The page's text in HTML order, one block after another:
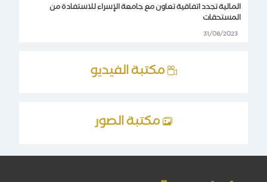
المالية تجدد اتفاقية تعاون مع جامعة الإسراء للاستفادة من
المستحقات
31/08/2023
مكتبة الفيديو
مكتبة الصور